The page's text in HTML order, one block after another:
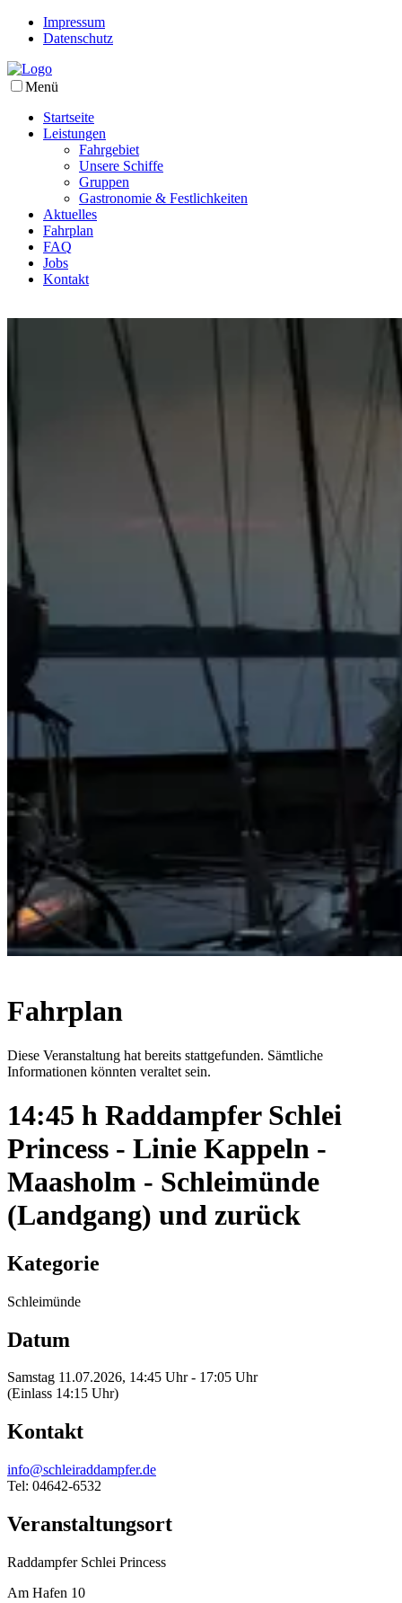
Impressum
Datenschutz
Menü
Startseite
Leistungen
Fahrgebiet
Unsere Schiffe
Gruppen
Gastronomie & Festlichkeiten
Aktuelles
Fahrplan
FAQ
Jobs
Kontakt
Fahrplan
Diese Veranstaltung hat bereits stattgefunden. Sämtliche
Informationen könnten veraltet sein.
14:45 h Raddampfer Schlei
Princess - Linie Kappeln -
Maasholm - Schleimünde
(Landgang) und zurück
Kategorie
Schleimünde
Datum
Samstag 11.07.2026, 14:45 Uhr - 17:05 Uhr
(Einlass 14:15 Uhr)
Kontakt
info@schleiraddampfer.de
Tel: 04642-6532
Veranstaltungsort
Raddampfer Schlei Princess
Am Hafen 10